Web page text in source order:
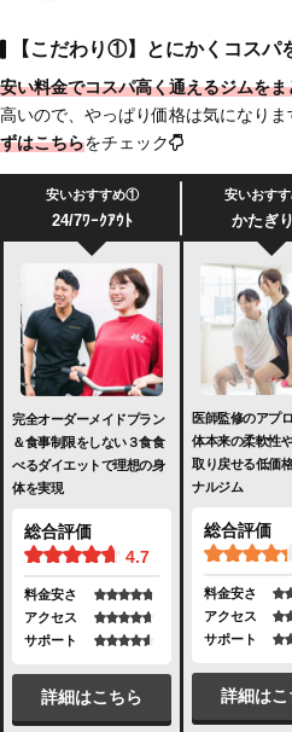
【こだわり①】とにかくコスパ
安い料金でコスパ高く通えるジムをま
高いので、やっぱり価格は気になりま
ずはこちらをチェック
安いおすすめ①
24/7ﾜｰｸｱｳﾄ
安いおす
かたぎ
完全オーダーメイドプラン
＆食事制限をしない３食食
べるダイエットで理想の身
体を実現
総合評価
4.7
料金安さ
アクセス
サポート
詳細はこちら
医師監修のアプ
体本来の柔軟性
取り戻せる低価
ナルジム
総合評価
料金安さ
アクセス
サポート
詳細はこ